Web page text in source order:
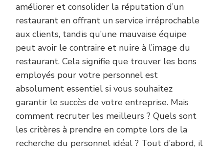
améliorer et consolider la réputation d’un
restaurant en offrant un service irréprochable
aux clients, tandis qu’une mauvaise équipe
peut avoir le contraire et nuire à l’image du
restaurant. Cela signifie que trouver les bons
employés pour votre personnel est
absolument essentiel si vous souhaitez
garantir le succès de votre entreprise. Mais
comment recruter les meilleurs ? Quels sont
les critères à prendre en compte lors de la
recherche du personnel idéal ? Tout d’abord, il